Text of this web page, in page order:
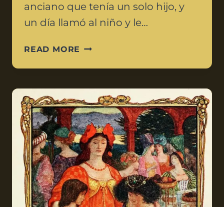
anciano que tenía un solo hijo, y
un día llamó al niño y le…
READ MORE